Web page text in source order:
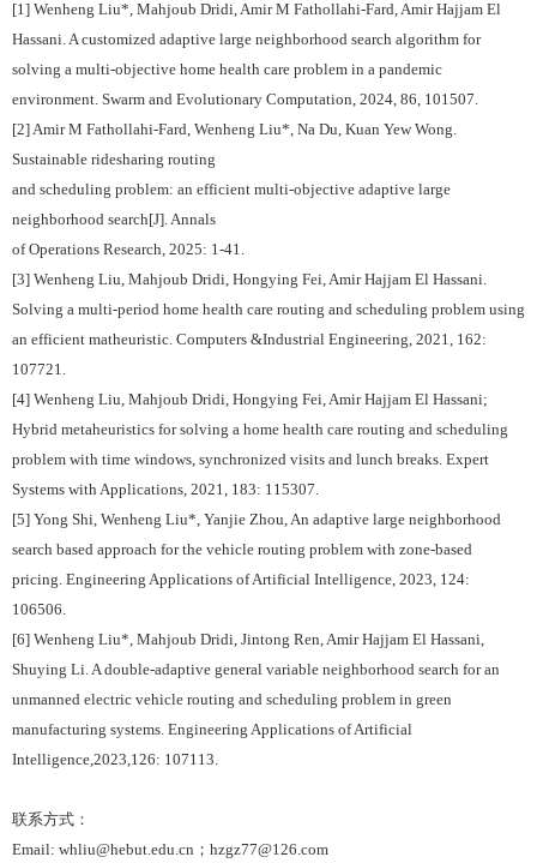
[1] Wenheng Liu*, Mahjoub Dridi, Amir M Fathollahi-Fard, Amir Hajjam El
Hassani. A customized adaptive large neighborhood search algorithm for
solving a multi-objective home health care problem in a pandemic
environment. Swarm and Evolutionary Computation, 2024, 86, 101507.
[2] Amir M Fathollahi-Fard, Wenheng Liu*, Na Du, Kuan Yew Wong.
Sustainable ridesharing routing
and scheduling problem: an efficient multi-objective adaptive large
neighborhood search[J]. Annals
of Operations Research, 2025: 1-41.
[3] Wenheng Liu, Mahjoub Dridi, Hongying Fei, Amir Hajjam El Hassani.
Solving a multi-period home health care routing and scheduling problem using
an efficient matheuristic. Computers &Industrial Engineering, 2021, 162:
107721.
[4] Wenheng Liu, Mahjoub Dridi, Hongying Fei, Amir Hajjam El Hassani;
Hybrid metaheuristics for solving a home health care routing and scheduling
problem with time windows, synchronized visits and lunch breaks. Expert
Systems with Applications, 2021, 183: 115307.
[5] Yong Shi, Wenheng Liu*, Yanjie Zhou, An adaptive large neighborhood
search based approach for the vehicle routing problem with zone-based
pricing. Engineering Applications of Artificial Intelligence, 2023, 124:
106506.
[6] Wenheng Liu*, Mahjoub Dridi, Jintong Ren, Amir Hajjam El Hassani,
Shuying Li. A double-adaptive general variable neighborhood search for an
unmanned electric vehicle routing and scheduling problem in green
manufacturing systems. Engineering Applications of Artificial
Intelligence,2023,126: 107113.
联系方式：
Email: whliu@hebut.edu.cn ； hzgz77@126.com